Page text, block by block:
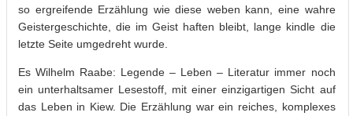
so ergreifende Erzählung wie diese weben kann, eine wahre
Geistergeschichte, die im Geist haften bleibt, lange kindle die
letzte Seite umgedreht wurde.
Es Wilhelm Raabe: Legende – Leben – Literatur immer noch
ein unterhaltsamer Lesestoff, mit einer einzigartigen Sicht auf
das Leben in Kiew. Die Erzählung war ein reiches, komplexes